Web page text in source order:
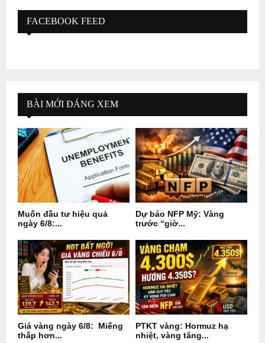
FACEBOOK FEED
BÀI MỚI ĐÁNG XEM
Muốn đầu tư hiệu quả
ngày 6/8:...
Dự báo NFP Mỹ: Vàng
trước “giờ...
Giá vàng ngày 6/8: Miếng
thấp hơn...
PTKT vàng: Hormuz hạ
nhiệt, vàng tăng...